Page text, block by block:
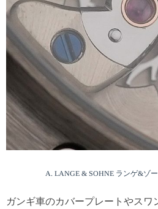
A. LANGE & SOHNE ランゲ&ゾ
ガンギ車のカバープレートやスワ